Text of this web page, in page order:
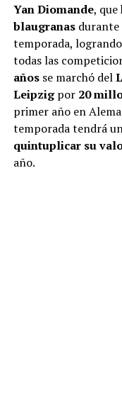
Yan Diomande, que
blaugranasdurante
temporada, logrando
todas las
añosse marchó del
Leipzigpor20
primer año en
temporada tendrá
quintuplicar su
año.